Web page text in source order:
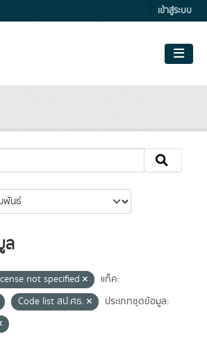
เข้าสู่ระบบ
ล
not specified
แท็ค:
Code list สป.ศธ.
ประเภทชุดข้อมูล: